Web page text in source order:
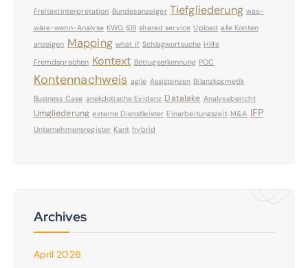
Freitextinterpretation Bundesanzeiger Tiefgliederung was-
wäre-wenn-Analyse KWG §18 shared service Upload alle Konten
anzeigen Mapping what if Schlagwortsuche Hilfe
Fremdsprachen Kontext Betrugserkennung POC
Kontennachweis agile Assistenzen Bilanzkosmetik
Business Case anekdotische Evidenz Datalake Analysebericht
Umgliederung externe Dienstleister Einarbeitungszeit M&A IFP
Unternehmensregister Kant hybrid
Archives
April 2026